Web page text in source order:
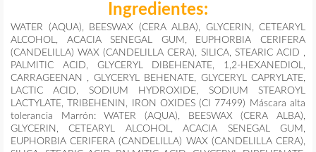
Ingredientes:
WATER (AQUA), BEESWAX (CERA ALBA), GLYCERIN, CETEARYL
ALCOHOL, ACACIA SENEGAL GUM, EUPHORBIA CERIFERA
(CANDELILLA) WAX (CANDELILLA CERA), SILICA, STEARIC ACID ,
PALMITIC ACID, GLYCERYL DIBEHENATE, 1,2-HEXANEDIOL,
CARRAGEENAN , GLYCERYL BEHENATE, GLYCERYL CAPRYLATE,
LACTIC ACID, SODIUM HYDROXIDE, SODIUM STEAROYL
LACTYLATE, TRIBEHENIN, IRON OXIDES (CI 77499) Máscara alta
tolerancia Marrón: WATER (AQUA), BEESWAX (CERA ALBA),
GLYCERIN, CETEARYL ALCOHOL, ACACIA SENEGAL GUM,
EUPHORBIA CERIFERA (CANDELILLA) WAX (CANDELILLA CERA),